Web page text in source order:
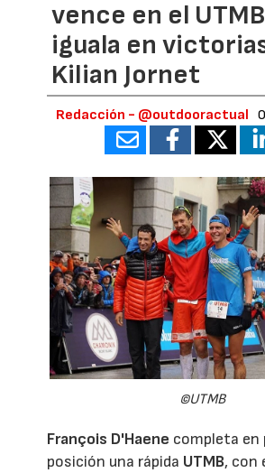
vence en el
iguala en
Kilian Jornet
Redacción - @outdooractual
©UTMB
François D'Haene completa en
posición una rápida UTMB, con